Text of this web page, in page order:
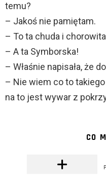
temu?
– Jakoś nie pamiętam.
– To ta chuda i
– A ta Symborska!
– Właśnie napisała, że
– Nie wiem co to
na to jest wywar z
CO